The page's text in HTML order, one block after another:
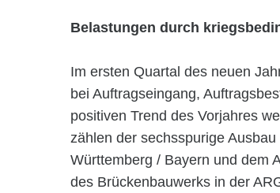
Belastungen durch
Im ersten Quartal des neuen
bei Auftragseingang,
positiven Trend des Vorjahres
zählen der sechsspurige
Württemberg / Bayern und dem
des Brückenbauwerks in der